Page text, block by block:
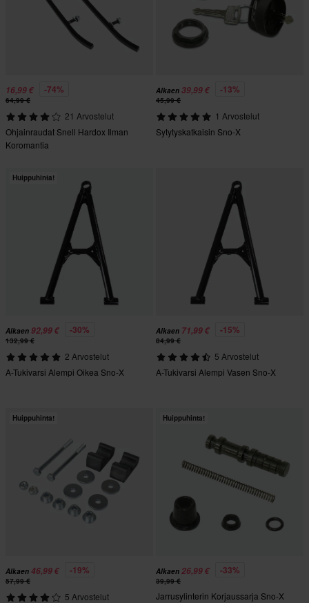
16,99 € -74%
64,99 €
21 Arvostelut
Ohjainraudat Snell Hardox Ilman
Koromantia
Alkaen 39,99 € -13%
45,99 €
1 Arvostelut
Sytytyskatkaisin Sno-X
Huippuhinta!
Alkaen 92,99 € -30%
132,99 €
2 Arvostelut
A-Tukivarsi Alempi Oikea Sno-X
Alkaen 71,99 € -15%
84,99 €
5 Arvostelut
A-Tukivarsi Alempi Vasen Sno-X
Huippuhinta!
Alkaen 46,99 € -19%
57,99 €
5 Arvostelut
Huippuhinta!
Alkaen 26,99 € -33%
39,99 €
Jarrusylinterin Korjaussarja Sno-X